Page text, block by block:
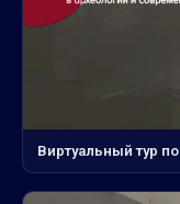
Виртуальный тур